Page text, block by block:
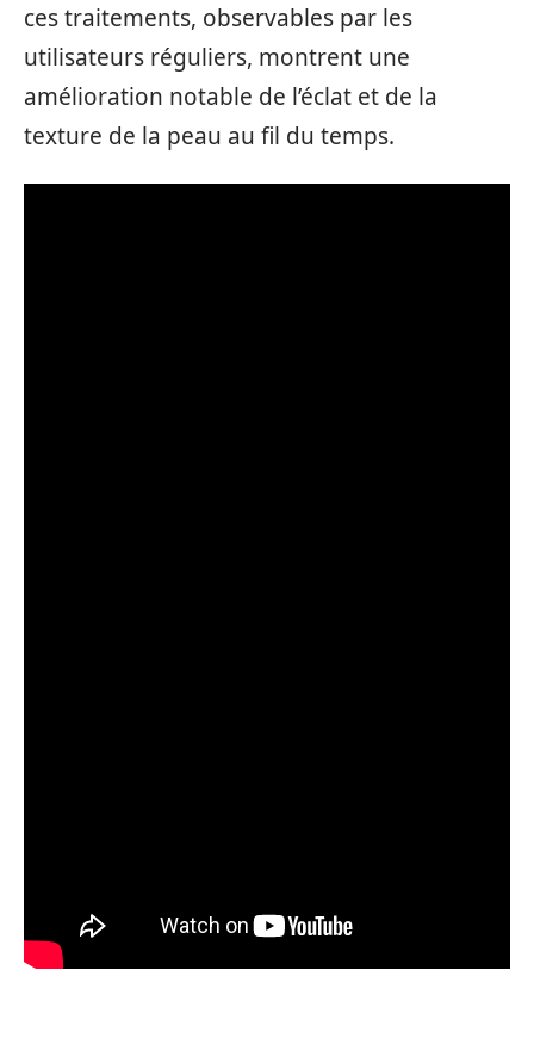
ces traitements, observables par les
utilisateurs réguliers, montrent une
amélioration notable de l’éclat et de la
texture de la peau au fil du temps.